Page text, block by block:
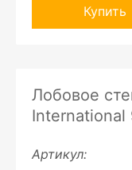
Купить
Лобовое
International
Артикул: